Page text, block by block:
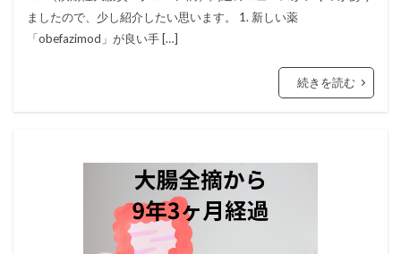
ましたので、少し紹介したい思います。 1. 新しい薬
「obefazimod」が良い手 […]
続きを読む